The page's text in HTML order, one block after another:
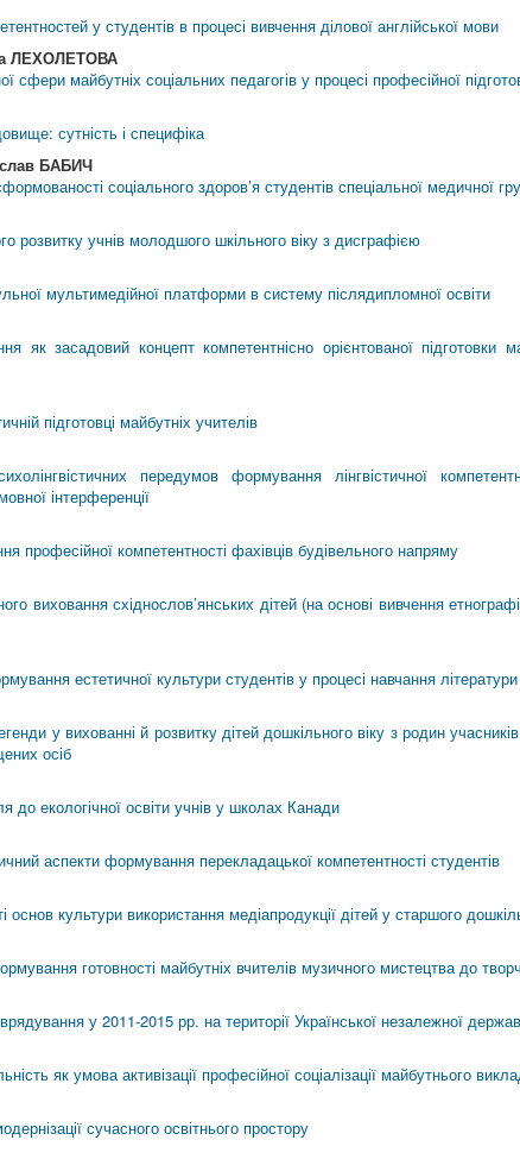
у студентів в процесі вивчення ділової англійської мови
ЛЕХОЛЕТОВА
сфери майбутніх соціальних педагогів у процесі професійної
сутність і специфіка
БАБИЧ
соціального здоров’я студентів спеціальної медичної
розвитку учнів молодшого шкільного віку з дисграфією
мультимедійної платформи в систему післядипломної освіти
як засадовий концепт компетентнісно орієнтованої підготовки
підготовці майбутніх учителів
передумов формування лінгвістичної
інтерференції
професійної компетентності фахівців будівельного напряму
виховання східнослов’янських дітей (на основі вивчення
естетичної культури студентів у процесі навчання літератури
у вихованні й розвитку дітей дошкільного віку з родин
осіб
до екологічної освіти учнів у школах Канади
аспекти формування перекладацької компетентності студентів
основ культури використання медіапродукції дітей у старшого
готовності майбутніх вчителів музичного мистецтва до
у 2011-2015 рр. на території Української незалежної
як умова активізації професійної соціалізації майбутнього
сучасного освітнього простору